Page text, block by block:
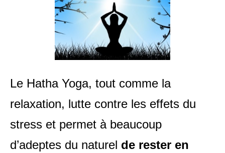
Le Hatha Yoga, tout comme la
relaxation, lutte contre les effets du
stress et permet à beaucoup
d’adeptes du naturel de rester en